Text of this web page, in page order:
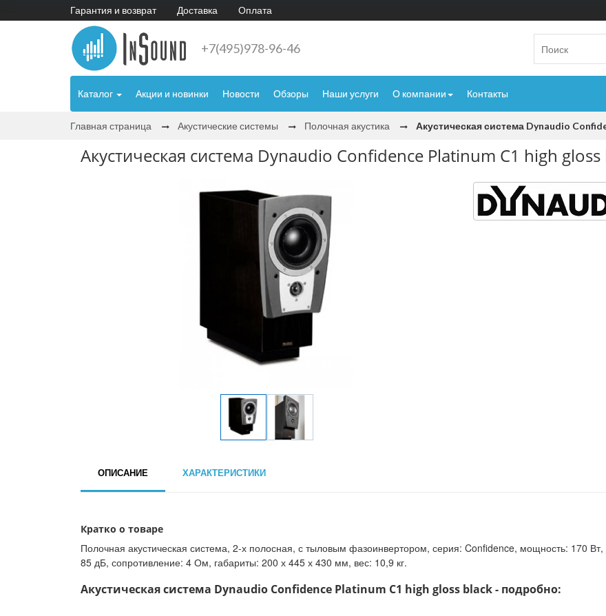
Гарантия и возврат Доставка Оплата
+7(495)978-96-46
Каталог Акции и новинки Новости Обзоры Наши услуги О компании Контакты
Главная страница Акустические системы Полочная акустика Акустическая система Dynaudio
Акустическая система Dynaudio Confidence Platinum C1 high gloss
ОПИСАНИЕ ХАРАКТЕРИСТИКИ
Кратко о товаре
Полочная акустическая система, 2-х полосная, с тыловым фазоинвертором, серия: Confidence, мощность: 170 Вт,
85 дБ, сопротивление: 4 Ом, габариты: 200 х 445 х 430 мм, вес: 10,9 кг.
Акустическая система Dynaudio Confidence Platinum C1 high gloss black - подробно: